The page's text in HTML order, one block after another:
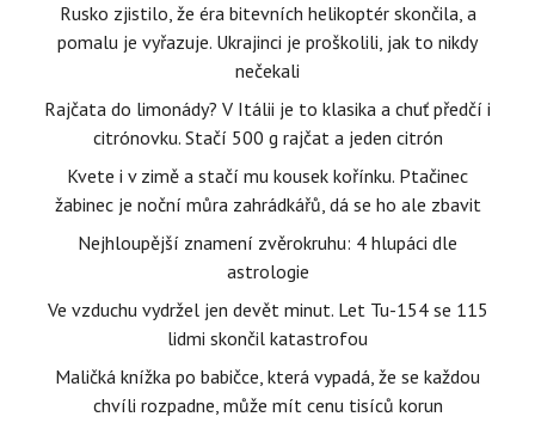
Rusko zjistilo, že éra bitevních helikoptér skončila, a
pomalu je vyřazuje. Ukrajinci je proškolili, jak to nikdy
nečekali
Rajčata do limonády? V Itálii je to klasika a chuť předčí i
citrónovku. Stačí 500 g rajčat a jeden citrón
Kvete i v zimě a stačí mu kousek kořínku. Ptačinec
žabinec je noční můra zahrádkářů, dá se ho ale zbavit
Nejhloupější znamení zvěrokruhu: 4 hlupáci dle
astrologie
Ve vzduchu vydržel jen devět minut. Let Tu-154 se 115
lidmi skončil katastrofou
Maličká knížka po babičce, která vypadá, že se každou
chvíli rozpadne, může mít cenu tisíců korun